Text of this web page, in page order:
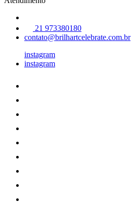
21 973380180
contato@brilhartcelebrate.com.br
instagram
instagram